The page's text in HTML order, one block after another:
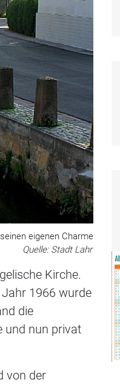
eigenen Charme
Quelle: Stadt Lahr
Kirche.
1966 wurde
die
und nun privat
von der